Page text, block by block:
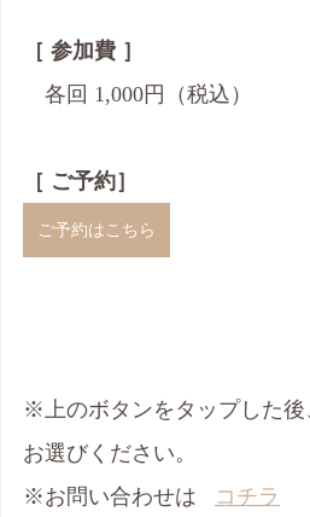
［ 参加費 ］
各回 1,000円（税込）
［ ご予約］
ご予約はこちら
※上のボタンをタップした
お選びください。
※お問い合わせは
コチラ